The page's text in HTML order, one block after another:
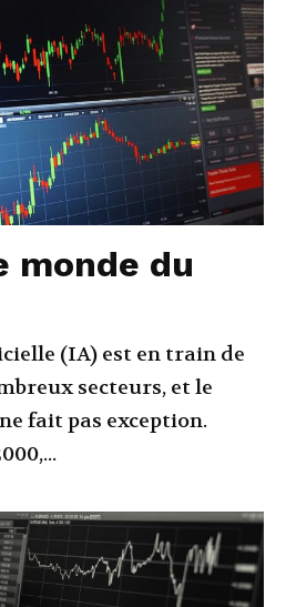
monde du
(IA) est en train de
secteurs, et le
fait pas exception.